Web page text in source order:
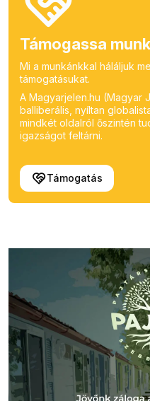
Támogassa
Mi a munkánkkal háláljuk
támogatásukat.
A Magyarjelen.hu (Magyar
balliberális, nyíltan
mindkét oldalról őszintén
igazságot feltárni.
Támogatás